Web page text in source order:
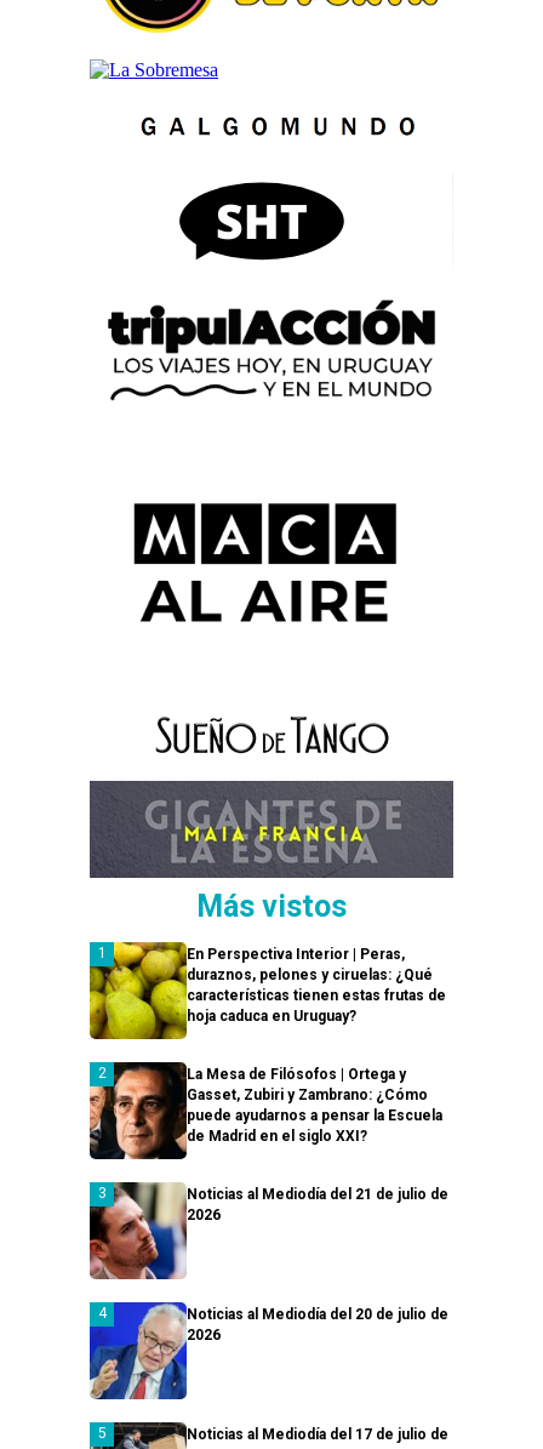
Más vistos
En Perspectiva Interior | Peras,
duraznos, pelones y ciruelas: ¿Qué
características tienen estas frutas de
hoja caduca en Uruguay?
La Mesa de Filósofos | Ortega y
Gasset, Zubiri y Zambrano: ¿Cómo
puede ayudarnos a pensar la Escuela
de Madrid en el siglo XXI?
Noticias al Mediodía del 21 de julio de
2026
Noticias al Mediodía del 20 de julio de
2026
Noticias al Mediodía del 17 de julio de